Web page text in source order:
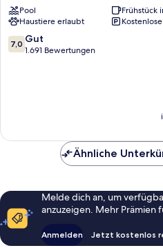
Wyndham
Orlando
Near
Florida
Pool
Frühstück
Haustiere erlaubt
7.0
von
7,0 Gut
1.691 Bewertungen
Ähnliche
Melde dich an, um
anzuzeigen. Mehr Prämien
Anmelden Jetzt kostenlos